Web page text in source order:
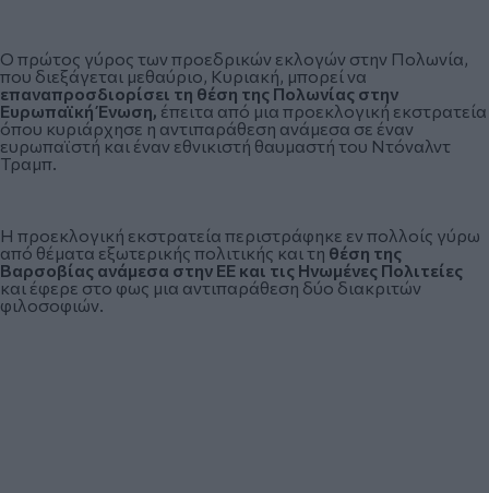
Ο πρώτος γύρος των προεδρικών εκλογών στην Πολωνία,
που διεξάγεται μεθαύριο, Κυριακή, μπορεί να
επαναπροσδιορίσει τη θέση της Πολωνίας στην
Ευρωπαϊκή Ένωση, έπειτα από μια προεκλογική εκστρατεία
όπου κυριάρχησε η αντιπαράθεση ανάμεσα σε έναν
ευρωπαϊστή και έναν εθνικιστή θαυμαστή του Ντόναλντ
Τραμπ.
Η προεκλογική εκστρατεία περιστράφηκε εν πολλοίς γύρω
από θέματα εξωτερικής πολιτικής και τη θέση της
Βαρσοβίας ανάμεσα στην ΕΕ και τις Ηνωμένες Πολιτείες
και έφερε στο φως μια αντιπαράθεση δύο διακριτών
φιλοσοφιών.